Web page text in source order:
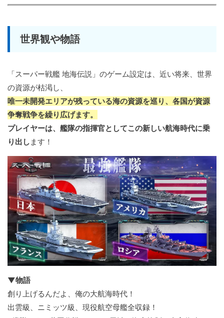
世界観や物語
「スーパー戦艦 地海伝説」のゲーム設定は、近い将来、世界
の資源が枯渇し、
唯一未開発エリアが残っている海の資源を巡り、各国が資源
争奪戦争を繰り広げます。
プレイヤーは、艦隊の指揮官としてこの新しい航海時代に乗
り出し ます！
▼物語
創り上げるんだよ、俺の大航海時代！
出雲級、ニミッツ級、現役航空母艦全収録！